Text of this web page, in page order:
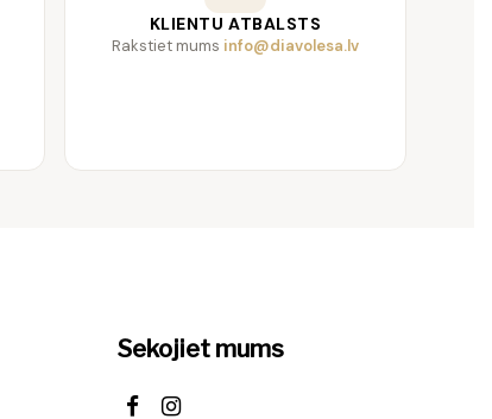
KLIENTU ATBALSTS
Rakstiet mums info@diavolesa.lv
Sekojiet mums